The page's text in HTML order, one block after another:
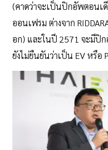
(คาดว่าจะเป็นปิกอัพตอนเ
ออนเฟรม ต่างจาก
อก) และในปี 2571 จะมีปิ
ยังไม่ยืนยันว่าเป็น EV หรือ